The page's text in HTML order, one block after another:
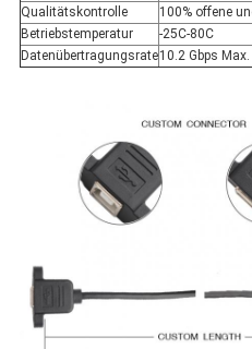
Qualitätskontrolle
100% offene
Betriebstemperatur
-25C-80C
Datenübertragungsrate10.2 Gbps Max.